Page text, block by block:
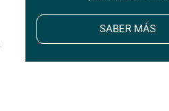
SABER MÁS